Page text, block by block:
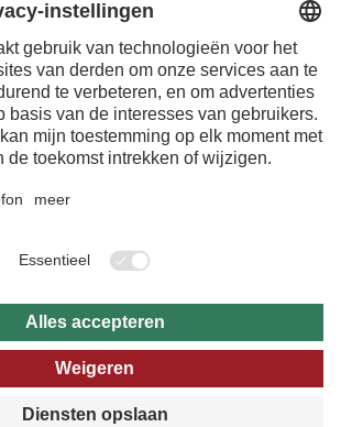
Straße 55 · 6020 Innsbruck
Impressum
Algemene voorwaarden
B2B
Privacy-instellingen
FacebookYoutubeInstagramPinterestFeed